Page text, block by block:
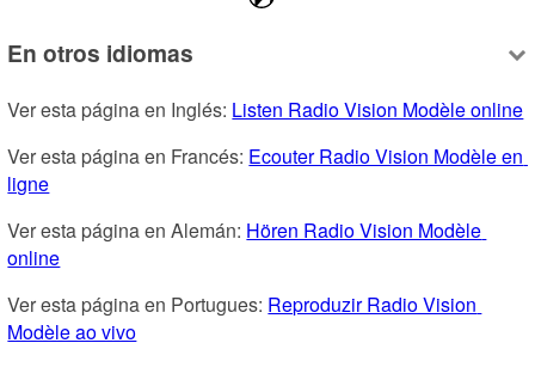
En otros idiomas
Ver esta página en Inglés: Listen Radio Vision Modèle online
Ver esta página en Francés: Ecouter Radio Vision Modèle en
ligne
Ver esta página en Alemán: Hören Radio Vision Modèle
online
Ver esta página en Portugues: Reproduzir Radio Vision
Modèle ao vivo